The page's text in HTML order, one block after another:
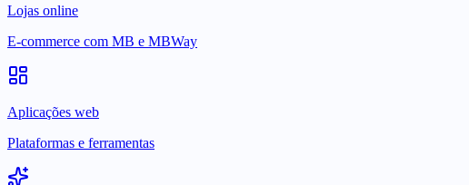
Lojas online
E-commerce com MB e MBWay
Aplicações web
Plataformas e ferramentas